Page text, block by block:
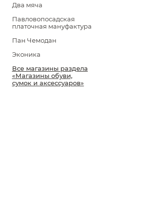
Два мяча
Павловопосадская
платочная мануфактура
Пан Чемодан
Эконика
Все магазины раздела
«Магазины обуви,
сумок и аксессуаров»